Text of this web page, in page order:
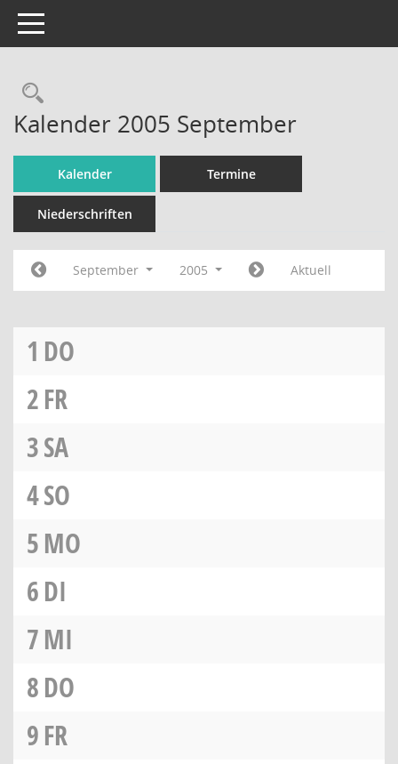
Toggle navigation
Rechercheauswahl
Kalender 2005 September
Kalender Termine
Niederschriften
September 2005 Aktuell
1 DO
2FR
3SA
4SO
5MO
6DI
7MI
8DO
9FR